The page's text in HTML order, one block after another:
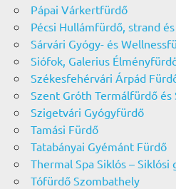
Pápai Várkertfürdő
Pécsi Hullámfürdő, strand
Sárvári Gyógy- és
Siófok, Galerius
Székesfehérvári Árpád
Szent Gróth Termálfürdő és
Szigetvári Gyógyfürdő
Tamási Fürdő
Tatabányai Gyémánt Fürdő
Thermal Spa Siklós – Siklósi
Tófürdő Szombathely